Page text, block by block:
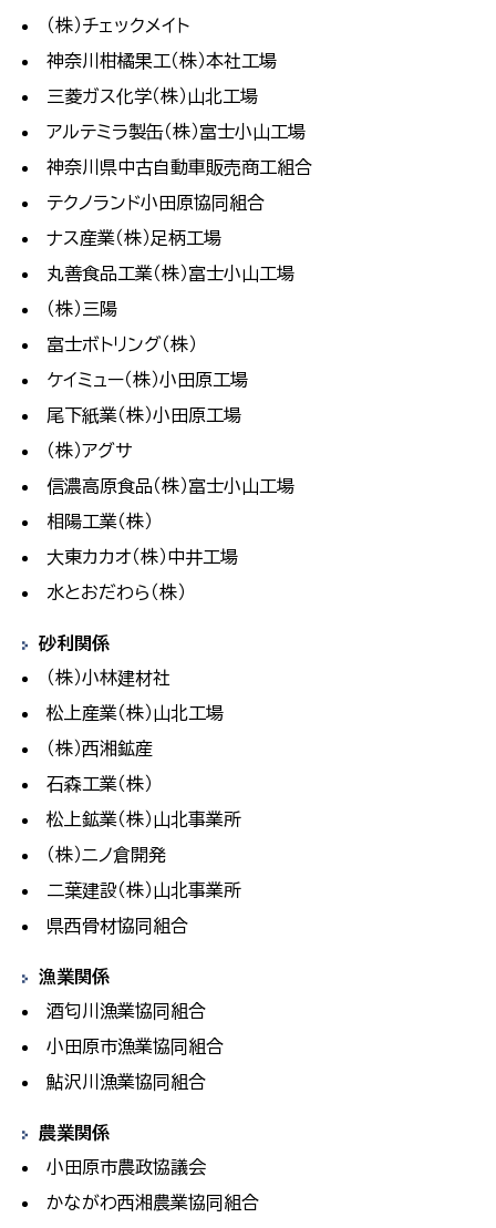
（株）チェックメイト
神奈川柑橘果工（株）本社工場
三菱ガス化学（株）山北工場
アルテミラ製缶（株）富士小山工場
神奈川県中古自動車販売商工組合
テクノランド小田原協同組合
ナス産業（株）足柄工場
丸善食品工業（株）富士小山工場
（株）三陽
富士ボトリング（株）
ケイミュー（株）小田原工場
尾下紙業（株）小田原工場
（株）アグサ
信濃高原食品（株）富士小山工場
相陽工業（株）
大東カカオ（株）中井工場
水とおだわら（株）
砂利関係
（株）小林建材社
松上産業（株）山北工場
（株）西湘鉱産
石森工業（株）
松上鉱業（株）山北事業所
（株）ニノ倉開発
二葉建設（株）山北事業所
県西骨材協同組合
漁業関係
酒匂川漁業協同組合
小田原市漁業協同組合
鮎沢川漁業協同組合
農業関係
小田原市農政協議会
かながわ西湘農業協同組合